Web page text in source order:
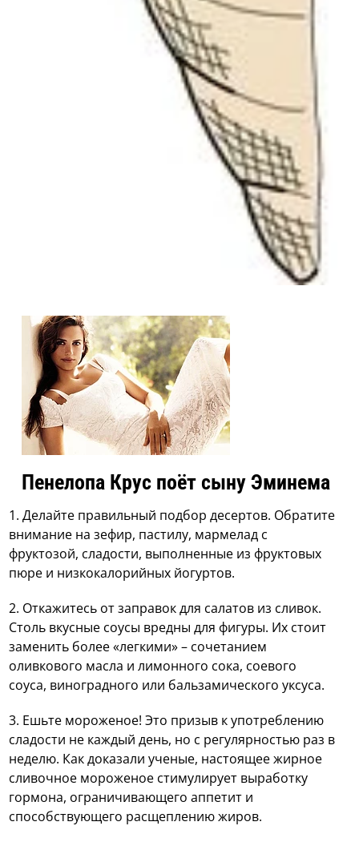
Пенелопа Крус поёт сыну Эминема
1. Делайте правильный подбор десертов. Обратите
внимание на зефир, пастилу, мармелад с
фруктозой, сладости, выполненные из фруктовых
пюре и низкокалорийных йогуртов.
2. Откажитесь от заправок для салатов из сливок.
Столь вкусные соусы вредны для фигуры. Их стоит
заменить более «легкими» – сочетанием
оливкового масла и лимонного сока, соевого
соуса, виноградного или бальзамического уксуса.
3. Ешьте мороженое! Это призыв к употреблению
сладости не каждый день, но с регулярностью раз в
неделю. Как доказали ученые, настоящее жирное
сливочное мороженое стимулирует выработку
гормона, ограничивающего аппетит и
способствующего расщеплению жиров.